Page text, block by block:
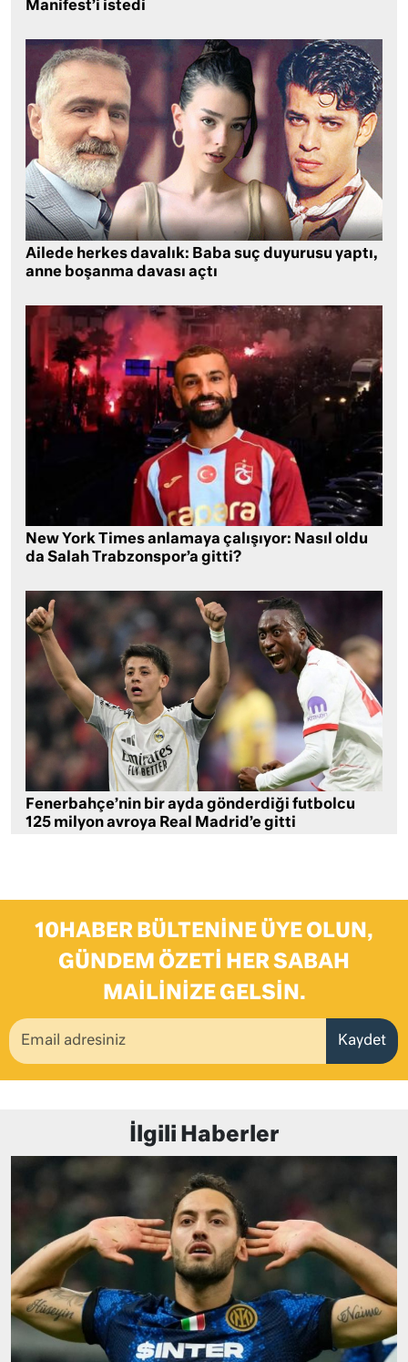
Manifest’i istedi
Ailede herkes davalık: Baba suç duyurusu yaptı,
anne boşanma davası açtı
New York Times anlamaya çalışıyor: Nasıl oldu
da Salah Trabzonspor’a gitti?
Fenerbahçe’nin bir ayda gönderdiği futbolcu
125 milyon avroya Real Madrid’e gitti
10HABER BÜLTENINE ÜYE OLUN,
GÜNDEM ÖZETI HER SABAH
MAILINIZE GELSIN.
Kaydet
İlgili Haberler